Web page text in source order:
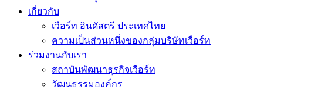
เกี่ยวกับ
เวือร์ท อินดัสตรี ประเทศไทย
ความเป็นส่วนหนึ่งของกลุ่มบริษัทเวือร์ท
ร่วมงานกับเรา
สถาบันพัฒนาธุรกิจเวือร์ท
วัฒนธรรมองค์กร